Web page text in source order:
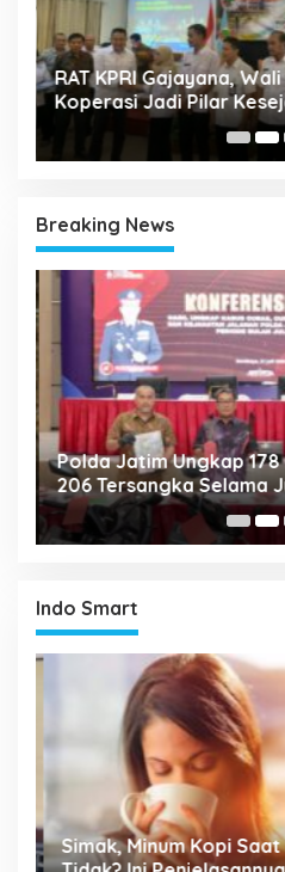
RAT KPRI Gajayana,
Koperasi Jadi Pilar
Breaking News
Polda Jatim Ungkap 178
206 Tersangka Selama
Indo Smart
Simak, Minum Kopi Saat